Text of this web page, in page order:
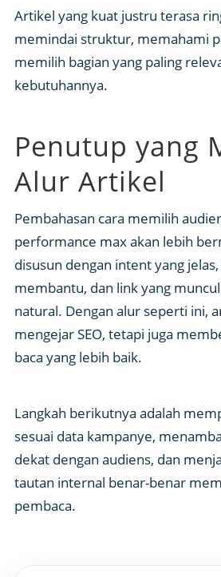
Artikel yang kuat justru terasa
memindai struktur, memahami
memilih bagian yang paling
kebutuhannya.
Penutup yang
Alur Artikel
Pembahasan cara memilih
performance max akan lebih
disusun dengan intent yang
membantu, dan link yang
natural. Dengan alur seperti ini,
mengejar SEO, tetapi juga
baca yang lebih baik.
Langkah berikutnya adalah
sesuai data kampanye,
dekat dengan audiens, dan
tautan internal benar-benar
pembaca.